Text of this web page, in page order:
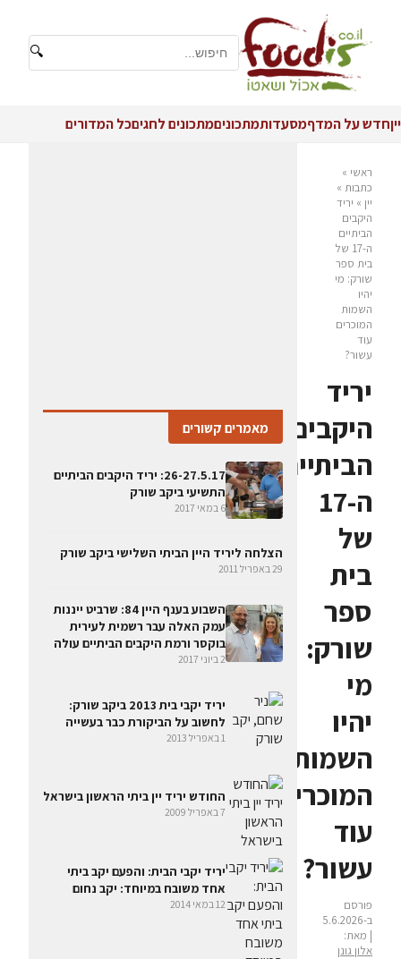
🔍
ייןחדש על המדףמסעדותמתכוניםמתכונים לחגיםכל המדורים
ראשי »
כתבות »
יין » יריד
היקבים
הביתיים
ה-17 של
בית ספר
שורק: מי
יהיו
השמות
המוכרים
עוד
עשור?
יריד
היקבים
הביתיים
ה-17
של
בית
ספר
שורק:
מי
יהיו
השמות
המוכרים
עוד
עשור?
פורסם
ב-5.6.2026
| מאת:
אלון גונן
מאמרים קשורים
26-27.5.17: יריד היקבים הביתיים
התשיעי ביקב שורק
6 במאי 2017
הצלחה ליריד היין הביתי השלישי ביקב שורק
29 באפריל 2011
השבוע בענף היין 84: שרביט ייננות
עמק האלה עבר רשמית לעירית
בוקסר ורמת היקבים הביתיים עולה
2 ביוני 2017
יריד יקבי בית 2013 ביקב שורק:
לחשוב על הביקורת כבר בעשייה
1 באפריל 2013
החודש יריד יין ביתי הראשון בישראל
7 באפריל 2009
יריד יקבי הבית: והפעם יקב ביתי
אחד משובח במיוחד: יקב נחום
12 במאי 2014